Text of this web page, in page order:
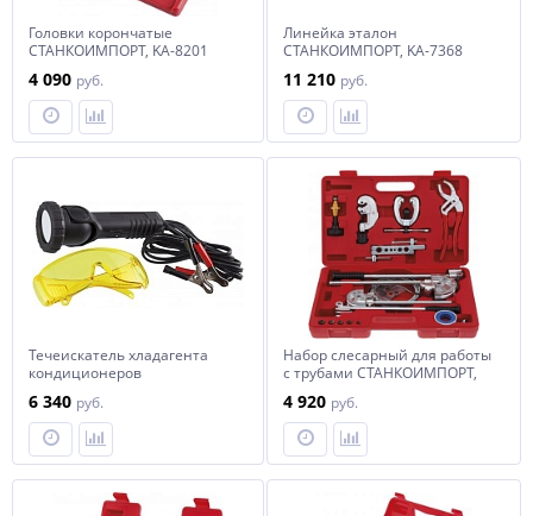
Головки корончатые
СТАНКОИМПОРТ, KA-8201
4 090 руб.
Линейка эталон
СТАНКОИМПОРТ, KA-7368
11 210 руб.
Течеискатель хладагента
кондиционеров
6 340 руб.
Набор слесарный для работы
с трубами СТАНКОИМПОРТ,
4 920 руб.